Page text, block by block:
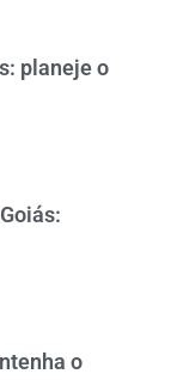
planeje o
o